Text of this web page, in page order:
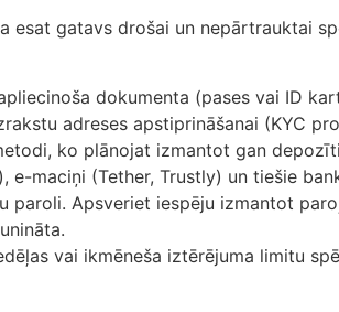
esat gatavs drošai un nepārtrauktai
dokumenta (pases vai ID
adreses apstiprināšanai (KYC
ko plānojat izmantot gan
e-maciņi (Tether, Trustly) un tiešie
paroli. Apsveriet iespēju izmantot
vai ikmēneša iztērējuma limitu